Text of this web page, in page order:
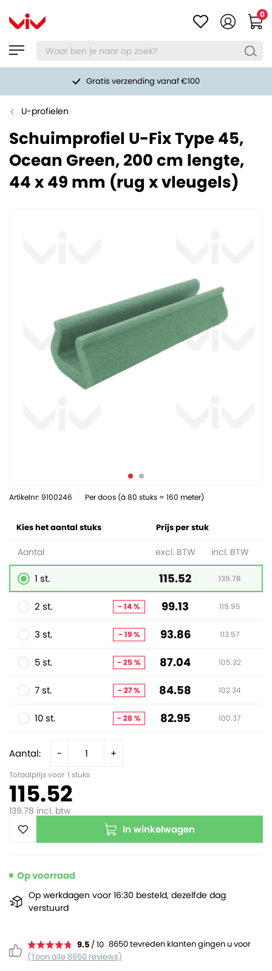
0
Gratis verzending vanaf €100
U-profielen
Schuimprofiel U-Fix Type 45,
Ocean Green, 200 cm lengte,
44 x 49 mm (rug x vleugels)
Artikelnr: 9100246 Per doos (á 80 stuks = 160 meter)
Aantal: - +
Totaalprijs voor 1 stuks
115.52
139.78 incl. btw
In winkelwagen
9.5 / 10 8650 tevreden klanten gingen u voor
(Toon alle 8650 reviews)
Kies het aantal stuks Prijs per stuk
Aantal excl. BTW incl. BTW
1 st. 115.52 139.78
2 st. - 14 % 99.13 119.95
3 st. - 19 % 93.86 113.57
5 st. - 25 % 87.04 105.32
7 st. - 27 % 84.58 102.34
10 st. - 28 % 82.95 100.37
Op voorraad
Op werkdagen voor 16:30 besteld, dezelfde dag
verstuurd